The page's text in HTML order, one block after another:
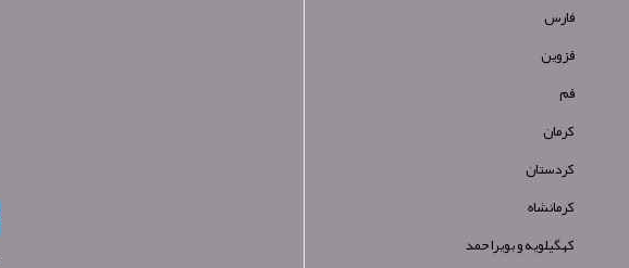
فارس
قزوین
قم
کرمان
کردستان
کرمانشاه
کهگیلویه و بویراحمد